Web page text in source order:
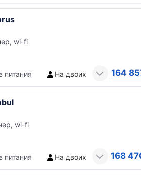
wi-fi
питания На двоих 164
wi-fi
питания На двоих 168